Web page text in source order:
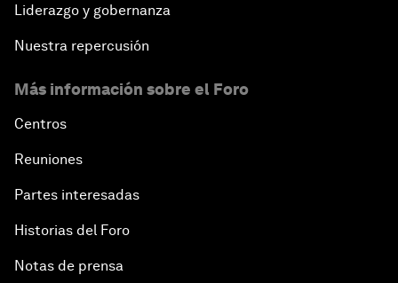
Liderazgo y gobernanza
Nuestra repercusión
Más información sobre el Foro
Centros
Reuniones
Partes interesadas
Historias del Foro
Notas de prensa